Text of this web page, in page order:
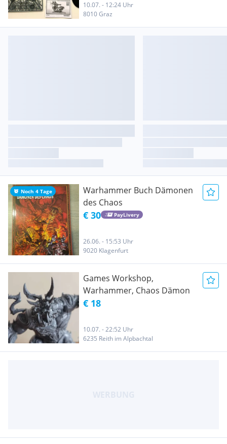
10.07. - 12:24 Uhr
8010 Graz
Noch 4 Tage
Warhammer Buch Dämonen
des Chaos
€ 30 PayLivery
26.06. - 15:53 Uhr
9020 Klagenfurt
Games Workshop,
Warhammer, Chaos Dämon
€ 18
10.07. - 22:52 Uhr
6235 Reith im Alpbachtal